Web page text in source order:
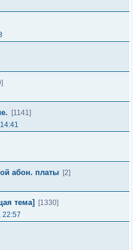
[1141]
абон. платы [2]
тема]
[1330]
22:57